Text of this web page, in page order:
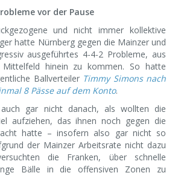
vor der Pause
und nicht immer kollektive
hatte Nürnberg gegen die Mainzer und
ausgeführtes 4-4-2 Probleme, aus
hinein zu kommen. So hatte
Ballverteiler Timmy Simons nach
8 Pässe auf dem Konto.
gar nicht danach, als wollten die
aufziehen, das ihnen noch gegen die
hatte – insofern also gar nicht so
der Mainzer Arbeitsrate nicht dazu
die Franken, über schnelle
Bälle in die offensiven Zonen zu